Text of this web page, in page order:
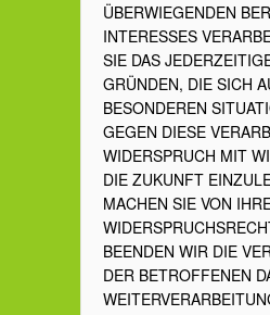
ÜBERWIEGENDEN
INTERESSES
SIE DAS
GRÜNDEN, DIE SICH
BESONDEREN
GEGEN DIESE
WIDERSPRUCH MIT
DIE ZUKUNFT
MACHEN SIE VON
BEENDEN WIR DIE
DER BETROFFENEN